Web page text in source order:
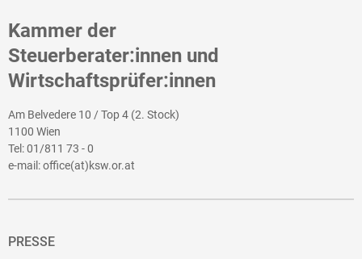
Kammer der
Steuerberater:innen und
Wirtschaftsprüfer:innen
Am Belvedere 10 / Top 4 (2. Stock)
1100 Wien
Tel:01/811 73 - 0
e-mail:office(at)ksw.or.at
PRESSE